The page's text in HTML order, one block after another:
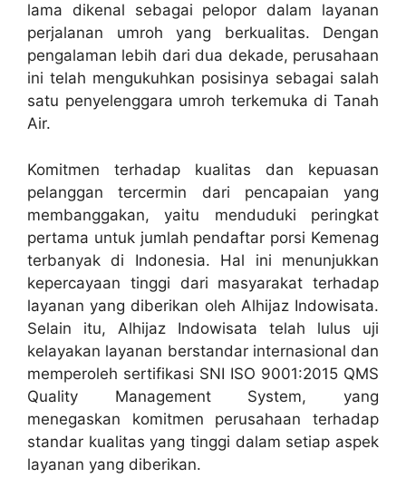
lama dikenal sebagai pelopor dalam layanan
perjalanan umroh yang berkualitas. Dengan
pengalaman lebih dari dua dekade, perusahaan
ini telah mengukuhkan posisinya sebagai salah
satu penyelenggara umroh terkemuka di Tanah
Air.
Komitmen terhadap kualitas dan kepuasan
pelanggan tercermin dari pencapaian yang
membanggakan, yaitu menduduki peringkat
pertama untuk jumlah pendaftar porsi Kemenag
terbanyak di Indonesia. Hal ini menunjukkan
kepercayaan tinggi dari masyarakat terhadap
layanan yang diberikan oleh Alhijaz Indowisata.
Selain itu, Alhijaz Indowisata telah lulus uji
kelayakan layanan berstandar internasional dan
memperoleh sertifikasi SNI ISO 9001:2015 QMS
Quality Management System, yang
menegaskan komitmen perusahaan terhadap
standar kualitas yang tinggi dalam setiap aspek
layanan yang diberikan.